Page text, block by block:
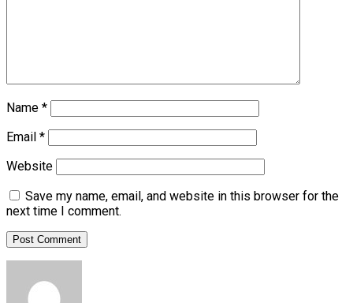
Name *
Email *
Website
Save my name, email, and website in this browser for the
next time I comment.